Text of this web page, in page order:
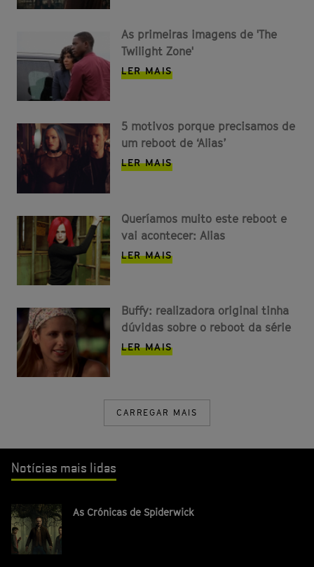
As primeiras imagens de 'The
Twilight Zone'
LER MAIS
5 motivos porque precisamos de
um reboot de ‘Alias’
LER MAIS
Queríamos muito este reboot e
vai acontecer: Alias
LER MAIS
Buffy: realizadora original tinha
dúvidas sobre o reboot da série
LER MAIS
CARREGAR MAIS
Notícias mais lidas
As Crónicas de Spiderwick